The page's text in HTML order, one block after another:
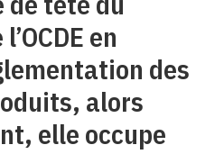
en
des
alors
elle occupe